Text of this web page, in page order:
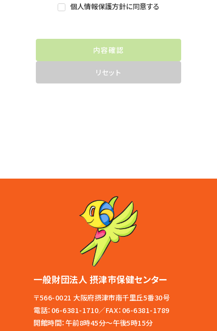
個人情報保護方針に同意する
一般財団法人 摂津市保健センター
〒566-0021 大阪府摂津市南千里丘5番30号
電話：06-6381-1710／FAX：06-6381-1789
開館時間：午前8時45分～午後5時15分